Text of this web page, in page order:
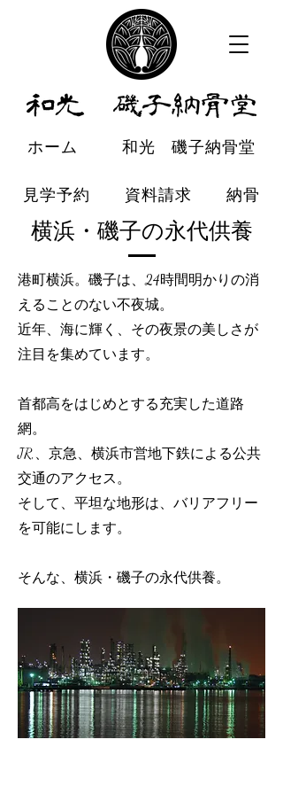
和光 磯子納骨堂
ホーム 和光 磯子納骨堂
見学予約 資料請求 納骨
散骨 樹木葬 最新情報
横浜・磯子の永代供養
港町横浜。磯子は、24時間明かりの消
えることのない不夜城。
近年、海に輝く、その夜景の美しさが
注目を集めています。
首都高をはじめとする充実した道路
網。
JR,、京急、横浜市営地下鉄による公共
交通のアクセス。
そして、平坦な地形は、バリアフリー
を可能にします。
​そんな、横浜・磯子の永代供養。